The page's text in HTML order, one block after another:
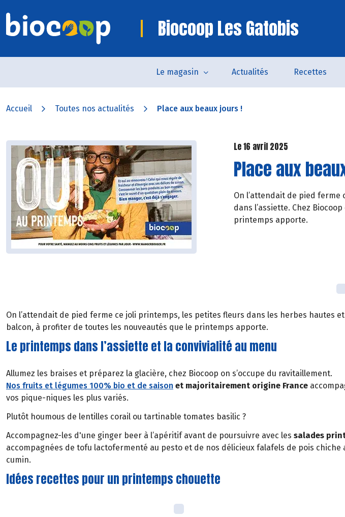
Biocoop Les Gatobis
Le magasin Actualités Recettes
Accueil Toutes nos actualités Place aux beaux jours !
Le 16 avril 2025
Place aux
On l’attendait de pied
dans l’assiette. Chez
printemps apporte.
On l’attendait de pied ferme ce joli printemps, les petites fleurs dans les herbes hautes
balcon, à profiter de toutes les nouveautés que le printemps apporte.
Le printemps dans l’assiette et la convivialité au menu
Allumez les braises et préparez la glacière, chez Biocoop on s’occupe du ravitaillement.
Nos fruits et légumes 100% bio et de saison et majoritairement origine France
vos pique-niques les plus variés.
Plutôt houmous de lentilles corail ou tartinable tomates basilic ?
Accompagnez-les d'une ginger beer à l’apéritif avant de poursuivre avec les salades
accompagnées de tofu lactofermenté au pesto et de nos délicieux falafels de pois chiche
cumin.
Idées recettes pour un printemps chouette